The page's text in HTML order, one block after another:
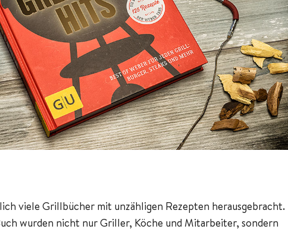
viele Grillbücher mit unzähligen Rezepten herausgebracht.
wurden nicht nur Griller, Köche und Mitarbeiter, sondern